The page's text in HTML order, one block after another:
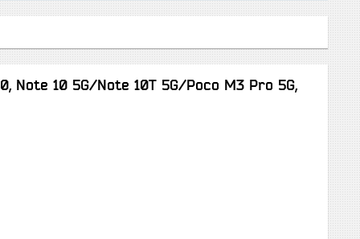
Note 10 5G/Note 10T 5G/Poco M3 Pro 5G,